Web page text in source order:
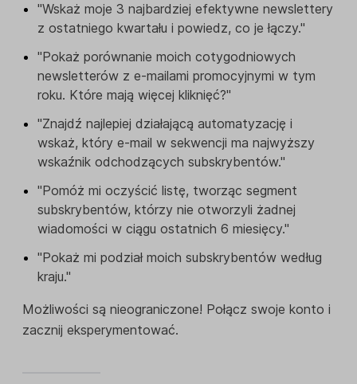
"Wskaż moje 3 najbardziej efektywne newslettery
z ostatniego kwartału i powiedz, co je łączy."
"Pokaż porównanie moich cotygodniowych
newsletterów z e-mailami promocyjnymi w tym
roku. Które mają więcej kliknięć?"
"Znajdź najlepiej działającą automatyzację i
wskaż, który e-mail w sekwencji ma najwyższy
wskaźnik odchodzących subskrybentów."
"Pomóż mi oczyścić listę, tworząc segment
subskrybentów, którzy nie otworzyli żadnej
wiadomości w ciągu ostatnich 6 miesięcy."
"Pokaż mi podział moich subskrybentów według
kraju."
Możliwości są nieograniczone! Połącz swoje konto i
zacznij eksperymentować.